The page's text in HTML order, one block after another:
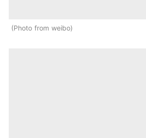
Photo from weibo